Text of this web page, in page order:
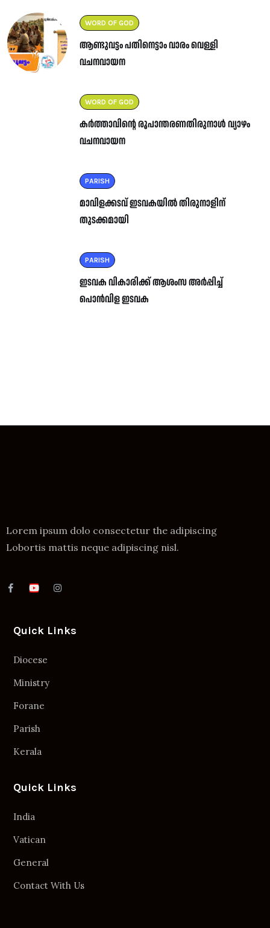
WORD OF GOD
ആണ്ടുവട്ടം പതിനെട്ടാം വാരം വെള്ളി
വചനവായന
WORD OF GOD
കർത്താവിന്റെ രൂപാന്തരണതിരുനാൾ വ്യാഴം
വചനവായന
PARISH
മാവിളക്കടവ് ഇടവകയിൽ തിരുനാളിന്
തുടക്കമായി
PARISH
ഇടവക വികാരിക്ക് ആശംസ അർപ്പിച്ച്
പൊൻവിള ഇടവക
Lorem ipsum dolo consectetur the adipiscing
Lobortis mattis neque adipiscing nisl.
Quick Links
Diocese
Ministry
Forane
Parish
Kerala
Quick Links
India
Vatican
General
Contact With Us